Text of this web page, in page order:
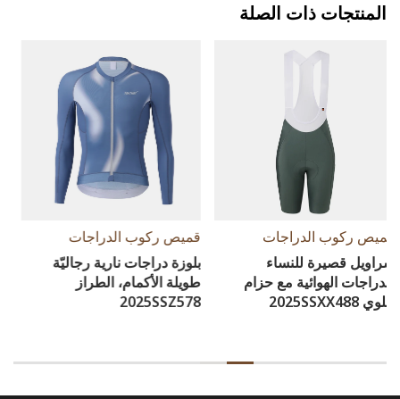
المنتجات ذات الصلة
قميص ركوب الدراجات
بلوزة دراجات نارية رجاليّة
طويلة الأكمام، الطراز
2025SSZ578
قميص ركوب الدراجات
صدرية نسائية مقاومة للرياح
2024AWS427